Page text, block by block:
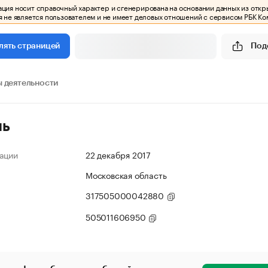
носит справочный характер и сгенерирована на основании данных из
не является пользователем и не имеет деловых отношений с сервисом РБК
страницей
деятельности
22 декабря 2017
Московская область
317505000042880
505011606950